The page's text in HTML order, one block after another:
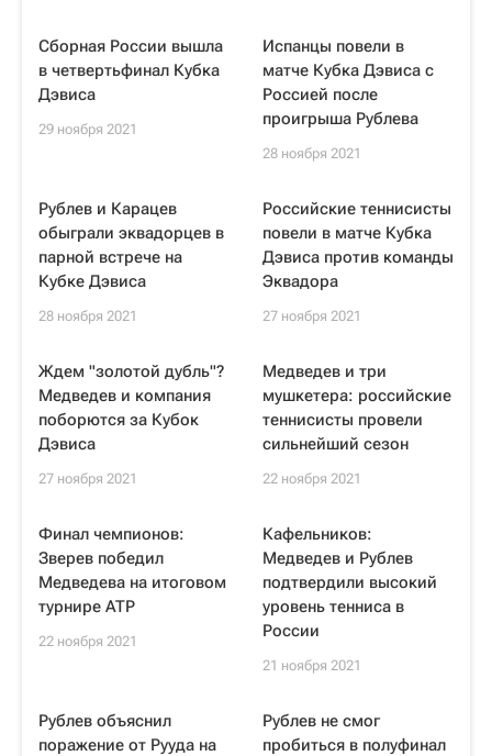
Сборная России вышла
в четвертьфинал Кубка
Дэвиса
29 ноября 2021
Испанцы повели в
матче Кубка Дэвиса с
Россией после
проигрыша Рублева
28 ноября 2021
Рублев и Карацев
обыграли эквадорцев в
парной встрече на
Кубке Дэвиса
28 ноября 2021
Российские теннисисты
повели в матче Кубка
Дэвиса против команды
Эквадора
27 ноября 2021
Ждем "золотой дубль"?
Медведев и компания
поборются за Кубок
Дэвиса
27 ноября 2021
Медведев и три
мушкетера: российские
теннисисты провели
сильнейший сезон
22 ноября 2021
Финал чемпионов:
Зверев победил
Медведева на итоговом
турнире ATP
22 ноября 2021
Кафельников:
Медведев и Рублев
подтвердили высокий
уровень тенниса в
России
21 ноября 2021
Рублев объяснил
поражение от Рууда на
Рублев не смог
пробиться в полуфинал